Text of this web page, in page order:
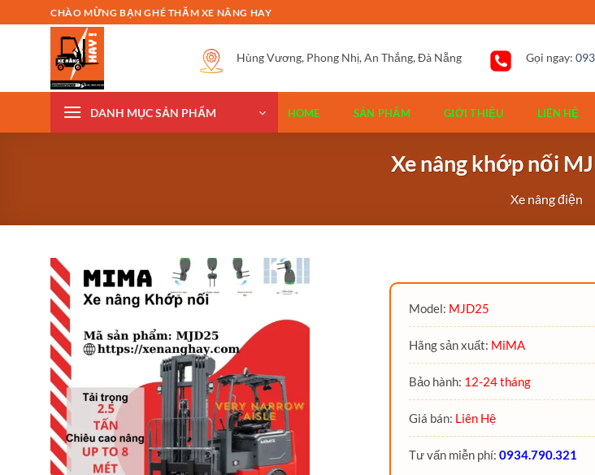
qua
CHÀO MỪNG BẠN GHÉ THĂM XE NÂNG HAY
Hùng Vương, Phong Nhị, An Thắng, Đà Nẵng Gọi ngay:
DANH MỤC SẢN PHẨM HOME SẢN PHẨM GIỚI THIỆU LIÊN HỆ
Xe nâng khớp nối
Xe nâng điện
Model: MJD25
Hãng sản xuất: MiMA
Bảo hành: 12-24 tháng
Giá bán: Liên Hệ
Tư vấn miễn phí: 0934.790.321